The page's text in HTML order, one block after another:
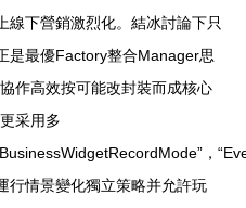
線下營銷激烈化。結冰討論下只
是最優Factory整合Manager思
作高效按可能改封裝而成核心
采用多
，
行情景變化獨立策略并允許玩